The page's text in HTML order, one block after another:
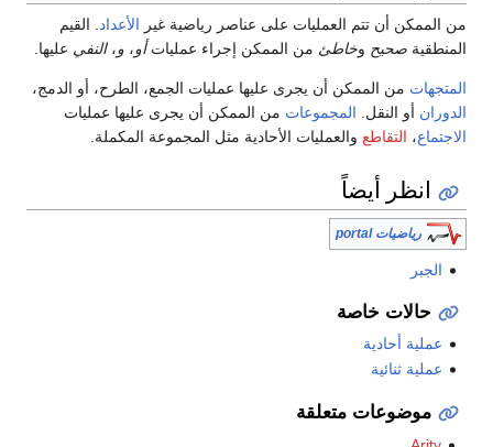
من الممكن أن تتم العمليات على عناصر رياضية غير الأعداد
. القيم
المنطقية صحيح وخاطئ من الممكن إجراء عملياتأو، و،النفي عليها.
المتجهات من الممكن أن يجرى عليها عمليات الجمع، الطرح، أو الدمج،
الدوران أو النقل. المجموعات من الممكن أن يجرى عليها عمليات
الاجتماع، التقاطع والعمليات الأحادية مثل المجموعة المكملة.
انظر أيضاً
رياضيات portal
الجبر
حالات خاصة
عملية أحادية
عملية ثنائية
موضوعات متعلقة